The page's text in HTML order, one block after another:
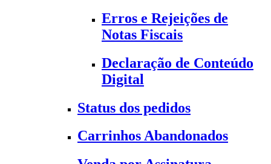
Erros e Rejeições de
Notas Fiscais
Declaração de Conteúdo
Digital
Status dos pedidos
Carrinhos Abandonados